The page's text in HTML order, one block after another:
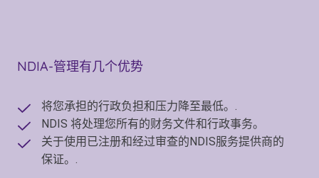
NDIA-管理有几个优势
将您承担的行政负担和压力降至最低。.
NDIS 将处理您所有的财务文件和行政事务。
关于使用已注册和经过审查的NDIS服务提供商的
保证。.